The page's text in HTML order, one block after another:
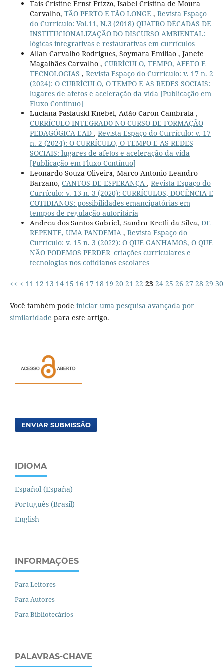
Taís Cristine Ernst Frizzo, Isabel Cristina de Moura
Carvalho, TÃO PERTO E TÃO LONGE , Revista Espaço
do Currículo: Vol.11, N.3 (2018) QUATRO DÉCADAS DE
INSTITUCIONALIZAÇÃO DO DISCURSO AMBIENTAL:
lógicas integrativas e restaurativas em currículos
Allan Carvalho Rodrigues, Soymara Emiliao , Janete
Magalhães Carvalho , CURRÍCULO, TEMPO, AFETO E
TECNOLOGIAS , Revista Espaço do Currículo: v. 17 n. 2
(2024): O CURRÍCULO, O TEMPO E AS REDES SOCIAIS:
lugares de afetos e aceleração da vida [Publicação em
Fluxo Contínuo]
Luciana Paslauski Knebel, Adão Caron Cambraia ,
CURRÍCULO INTEGRADO NO CURSO DE FORMAÇÃO
PEDAGÓGICA EAD , Revista Espaço do Currículo: v. 17
n. 2 (2024): O CURRÍCULO, O TEMPO E AS REDES
SOCIAIS: lugares de afetos e aceleração da vida
[Publicação em Fluxo Contínuo]
Leonardo Souza Oliveira, Marco Antonio Leandro
Barzano, CANTOS DE ESPERANÇA , Revista Espaço do
Currículo: v. 13 n. 3 (2020): CURRÍCULOS, DOCÊNCIA E
COTIDIANOS: possibilidades emancipatórias em
tempos de regulação autoritária
Andrea dos Santos Gabriel, Sandra Kretli da Silva, DE
REPENTE, UMA PANDEMIA , Revista Espaço do
Currículo: v. 15 n. 3 (2022): O QUE GANHAMOS, O QUE
NÃO PODEMOS PERDER: criações curriculares e
tecnologias nos cotidianos escolares
<< < 11 12 13 14 15 16 17 18 19 20 21 22 23 24 25 26 27 28 29 30
Você também pode iniciar uma pesquisa avançada por
similaridade para este artigo.
ENVIAR SUBMISSÃO
IDIOMA
Español (España)
Português (Brasil)
English
INFORMAÇÕES
Para Leitores
Para Autores
Para Bibliotecários
PALAVRAS-CHAVE